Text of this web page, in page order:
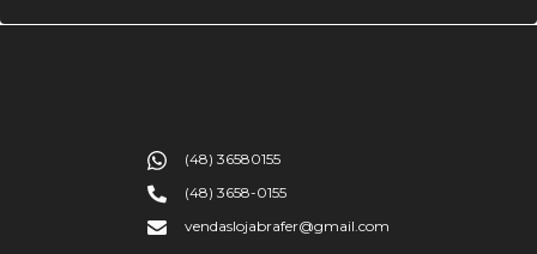
(48) 36580155
(48) 3658-0155
vendaslojabrafer@gmail.com